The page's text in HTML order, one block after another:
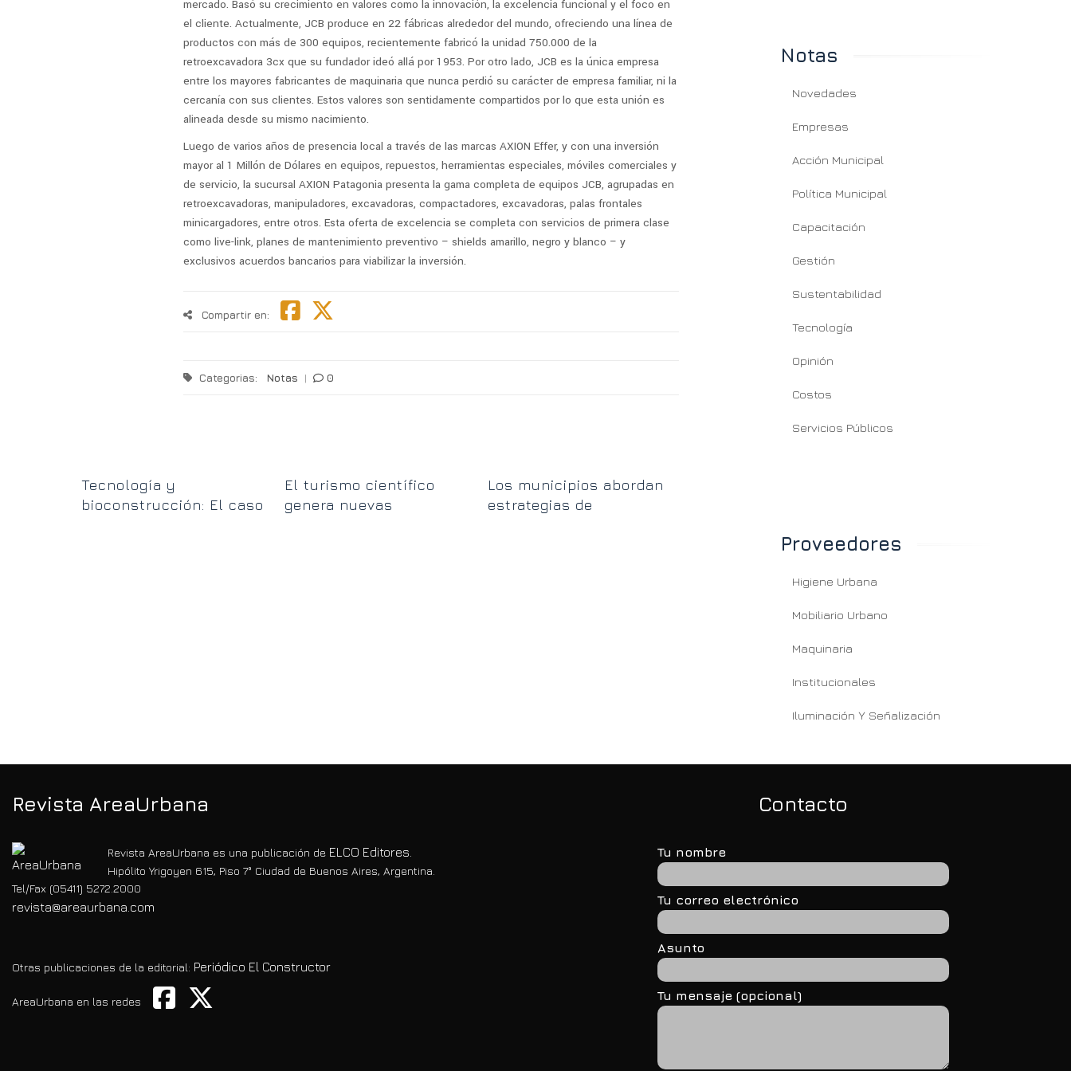
mercado. Basó su crecimiento en valores como la innovación, la excelencia funcional y el foco en
el cliente. Actualmente, JCB produce en 22 fábricas alrededor del mundo, ofreciendo una línea de
productos con más de 300 equipos, recientemente fabricó la unidad 750.000 de la
retroexcavadora 3cx que su fundador ideó allá por 1953. Por otro lado, JCB es la única empresa
entre los mayores fabricantes de maquinaria que nunca perdió su carácter de empresa familiar, ni la
cercanía con sus clientes. Estos valores son sentidamente compartidos por lo que esta unión es
alineada desde su mismo nacimiento.
Luego de varios años de presencia local a través de las marcas AXION Effer, y con una inversión
mayor al 1 Millón de Dólares en equipos, repuestos, herramientas especiales, móviles comerciales y
de servicio, la sucursal AXION Patagonia presenta la gama completa de equipos JCB, agrupadas en
retroexcavadoras, manipuladores, excavadoras, compactadores, excavadoras, palas frontales
minicargadores, entre otros. Esta oferta de excelencia se completa con servicios de primera clase
como live-link, planes de mantenimiento preventivo – shields amarillo, negro y blanco – y
exclusivos acuerdos bancarios para viabilizar la inversión.
Compartir en:
Categorias: Notas | 0
Tecnología y
bioconstrucción: El caso
El turismo científico
genera nuevas
Los municipios abordan
estrategias de
Notas
Novedades
Empresas
Acción Municipal
Política Municipal
Capacitación
Gestión
Sustentabilidad
Tecnología
Opinión
Costos
Servicios Públicos
Proveedores
Higiene Urbana
Mobiliario Urbano
Maquinaria
Institucionales
Iluminación Y Señalización
Revista AreaUrbana
Revista AreaUrbana es una publicación de ELCO Editores.
Hipólito Yrigoyen 615, Piso 7° Ciudad de Buenos Aires, Argentina.
Tel/Fax (05411) 5272.2000
revista@areaurbana.com
Otras publicaciones de la editorial: Periódico El Constructor
AreaUrbana en las redes
Contacto
Tu nombre
Tu correo electrónico
Asunto
Tu mensaje (opcional)